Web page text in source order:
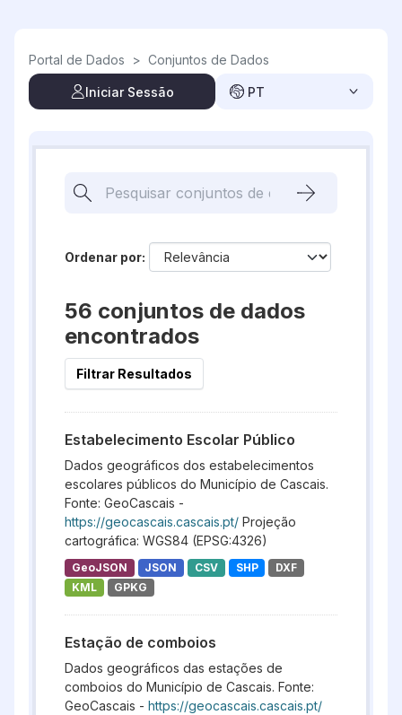
Portal de Dados > Conjuntos de Dados
Iniciar Sessão PT
Ordenar por
56 conjuntos de dados
encontrados
Filtrar Resultados
Estabelecimento Escolar Público
Dados geográficos dos estabelecimentos
escolares públicos do Município de Cascais.
Fonte: GeoCascais -
https://geocascais.cascais.pt/ Projeção
cartográfica: WGS84 (EPSG:4326)
GeoJSON JSON CSV SHP
DXF
KML
GPKG
Estação de comboios
Dados geográficos das estações de
comboios do Município de Cascais. Fonte:
GeoCascais - https://geocascais.cascais.pt/